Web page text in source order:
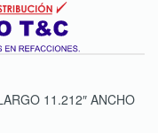
11.212″ ANCHO